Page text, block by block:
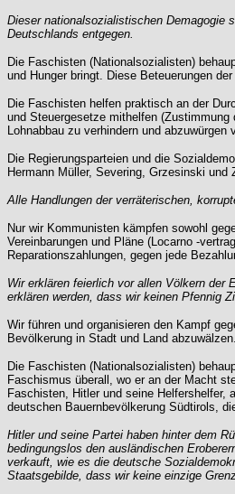
Dieser nationalsozialistischen Demagogie
Deutschlands entgegen.
Die Faschisten (Nationalsozialisten)
und Hunger bringt. Diese Beteuerungen
Die Faschisten helfen praktisch an der
und Steuergesetze mithelfen
Lohnabbau zu verhindern und abzuwürgen
Die Regierungsparteien und die
Hermann Müller, Severing, Grzesinski
Alle Handlungen der verräterischen,
Nur wir Kommunisten kämpfen sowohl
Vereinbarungen und Pläne (Locarno -
Reparationszahlungen, gegen jede
Wir erklären feierlich vor allen Völkern der
erklären werden, dass wir keinen Pfennig
Wir führen und organisieren den Kampf
Bevölkerung in Stadt und Land abzuwälzen.
Die Faschisten (Nationalsozialisten)
Faschismus überall, wo er an der Macht
Faschisten, Hitler und seine Helfershelfer,
deutschen Bauernbevölkerung Südtirols,
Hitler und seine Partei haben hinter dem
bedingungslos den ausländischen
verkauft, wie es die deutsche
Staatsgebilde, dass wir keine einzige